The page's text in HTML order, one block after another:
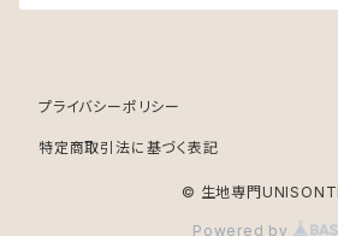
プライバシーポリシー
特定商取引法に基づく表記
© 生地専門
Powered by